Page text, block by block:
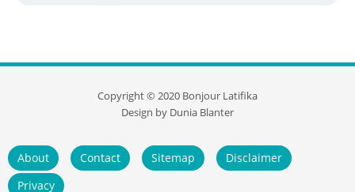
Copyright ©2020 Bonjour Latifika
Design by Dunia Blanter
About Contact Sitemap
Disclaimer
Privacy